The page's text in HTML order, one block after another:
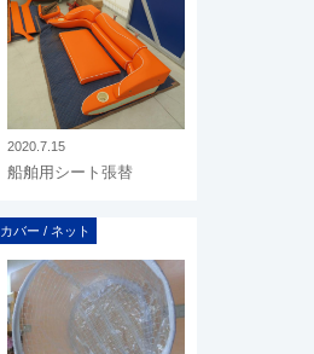
2020.7.15
船舶用シート張替
カバー / ネット